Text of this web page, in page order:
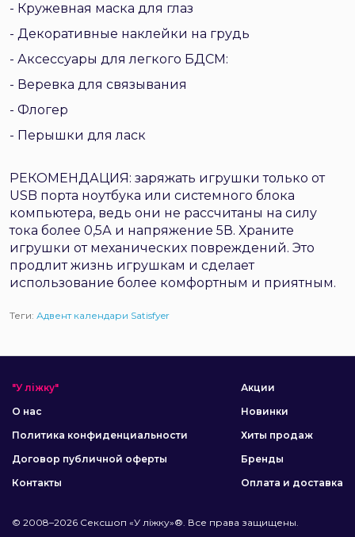
- Кружевная маска для глаз
- Декоративные наклейки на грудь
- Аксессуары для легкого БДСМ:
- Веревка для связывания
- Флогер
- Перышки для ласк
РЕКОМЕНДАЦИЯ: заряжать игрушки только от
USB порта ноутбука или системного блока
компьютера, ведь они не рассчитаны на силу
тока более 0,5А и напряжение 5В. Храните
игрушки от механических повреждений. Это
продлит жизнь игрушкам и сделает
использование более комфортным и приятным.
Теги: Адвент календари Satisfyer
"У ліжку"
О нас
Политика конфиденциальности
Договор публичной оферты
Контакты
Акции
Новинки
Хиты продаж
Бренды
Оплата и доставка
© 2008–2026 Сексшоп «У ліжку»®. Все права защищены.